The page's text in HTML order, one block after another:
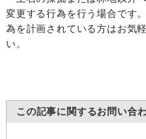
変更する行為を行う場合です
為を計画されている方はお気
い。
この記事に関するお問い合